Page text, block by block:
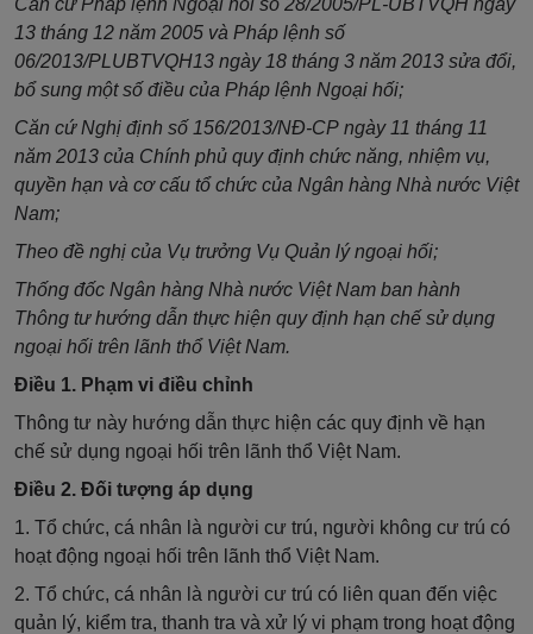
13 tháng 12 năm 2005 và Pháp lệnh số
06/2013/PLUBTVQH13 ngày 18 tháng 3 năm 2013 sửa đổi,
bổ sung một số điều của Pháp lệnh Ngoại hối;
Căn cứ Nghị định số 156/2013/NĐ-CP ngày 11 tháng 11
năm 2013 của Chính phủ quy định chức năng, nhiệm vụ,
quyền hạn và cơ cấu tổ chức của Ngân hàng Nhà nước Việt
Nam;
Theo đề nghị của Vụ trưởng Vụ Quản lý ngoại hối;
Thống đốc Ngân hàng Nhà nước Việt Nam ban hành
Thông tư hướng dẫn thực hiện quy định hạn chế sử dụng
ngoại hối trên lãnh thổ Việt Nam.
Điều 1. Phạm vi điều chỉnh
Thông tư này hướng dẫn thực hiện các quy định về hạn
chế sử dụng ngoại hối trên lãnh thổ Việt Nam.
Điều 2. Đối tượng áp dụng
1. Tổ chức, cá nhân là người cư trú, người không cư trú có
hoạt động ngoại hối trên lãnh thổ Việt Nam.
2. Tổ chức, cá nhân là người cư trú có liên quan đến việc
quản lý, kiểm tra, thanh tra và xử lý vi phạm trong hoạt động